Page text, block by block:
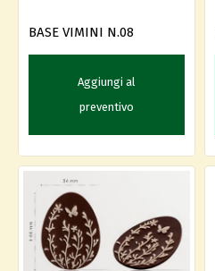
BASE VIMINI N.08
Aggiungi al
preventivo